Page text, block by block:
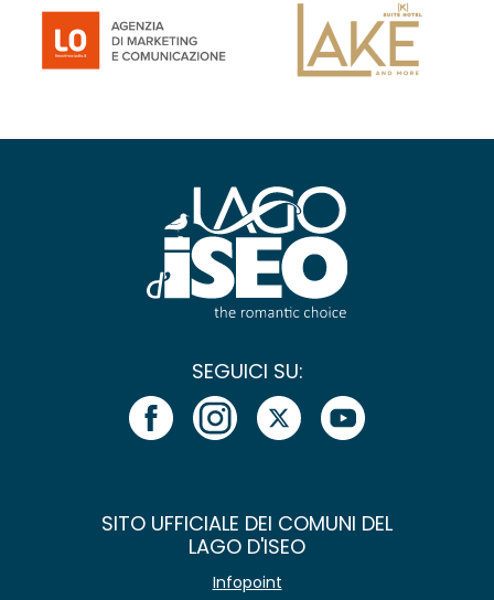
SEGUICI SU:
SITO UFFICIALE DEI COMUNI DEL
LAGO D'ISEO
Infopoint